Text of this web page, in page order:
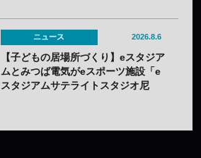
ニュース 2026.8.6
【子どもの居場所づくり】eスタジア
ムとみつば電気がeスポーツ施設「e
スタジアムサテライトスタジオ尼